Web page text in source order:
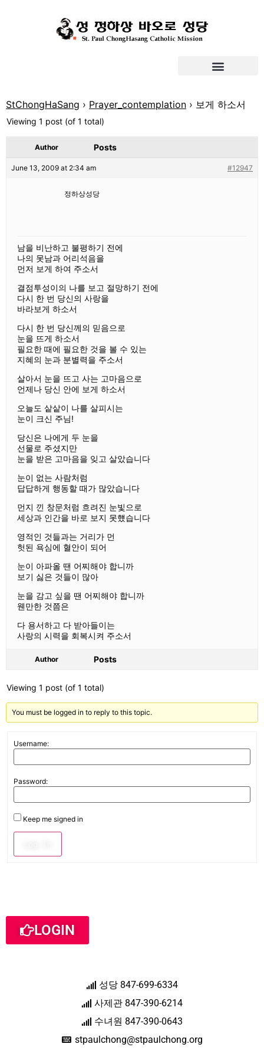
StChongHaSang › Prayer_contemplation › 보게 하소서
Viewing 1 post (of 1 total)
Author Posts
June 13, 2009 at 2:34 am #12947
정하상성당
남을 비난하고 불평하기 전에
나의 못남과 어리석음을
먼저 보게 하여 주소서
결점투성이의 나를 보고 절망하기 전에
다시 한 번 당신의 사랑을
바라보게 하소서
다시 한 번 당신께의 믿음으로
눈을 뜨게 하소서
필요한 때에 필요한 것을 볼 수 있는
지혜의 눈과 분별력을 주소서
살아서 눈을 뜨고 사는 고마음으로
언제나 당신 안에 보게 하소서
오늘도 샅샅이 나를 살피시는
눈이 크신 주님!
당신은 나에게 두 눈을
선물로 주셨지만
눈을 받은 고마음을 잊고 살았습니다
눈이 없는 사람처럼
답답하게 행동할 때가 많았습니다
먼지 낀 창문처럼 흐려진 눈빛으로
세상과 인간을 바로 보지 못헀습니다
영적인 것들과는 거리가 먼
헛된 욕심에 혈안이 되어
눈이 아파올 땐 어찌해야 합니까
보기 싫은 것들이 많아
눈을 감고 싶을 땐 어찌해야 합니까
웬만한 것쯤은
다 용서하고 다 받아들이는
사랑의 시력을 회복시켜 주소서
Author Posts
Viewing 1 post (of 1 total)
You must be logged in to reply to this topic.
Username:
Password:
Keep me signed in
LOGIN
성당 847-699-6334
사제관 847-390-6214
수녀원 847-390-0643
stpaulchong@stpaulchong.org